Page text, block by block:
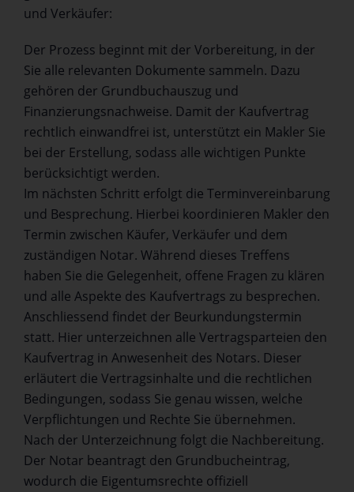
und Verkäufer:
Der Prozess beginnt mit der Vorbereitung, in der
Sie alle relevanten Dokumente sammeln. Dazu
gehören der Grundbuchauszug und
Finanzierungsnachweise. Damit der Kaufvertrag
rechtlich einwandfrei ist, unterstützt ein Makler Sie
bei der Erstellung, sodass alle wichtigen Punkte
berücksichtigt werden.
Im nächsten Schritt erfolgt die Terminvereinbarung
und Besprechung. Hierbei koordinieren Makler den
Termin zwischen Käufer, Verkäufer und dem
zuständigen Notar. Während dieses Treffens
haben Sie die Gelegenheit, offene Fragen zu klären
und alle Aspekte des Kaufvertrags zu besprechen.
Anschliessend findet der Beurkundungstermin
statt. Hier unterzeichnen alle Vertragsparteien den
Kaufvertrag in Anwesenheit des Notars. Dieser
erläutert die Vertragsinhalte und die rechtlichen
Bedingungen, sodass Sie genau wissen, welche
Verpflichtungen und Rechte Sie übernehmen.
Nach der Unterzeichnung folgt die Nachbereitung.
Der Notar beantragt den Grundbucheintrag,
wodurch die Eigentumsrechte offiziell